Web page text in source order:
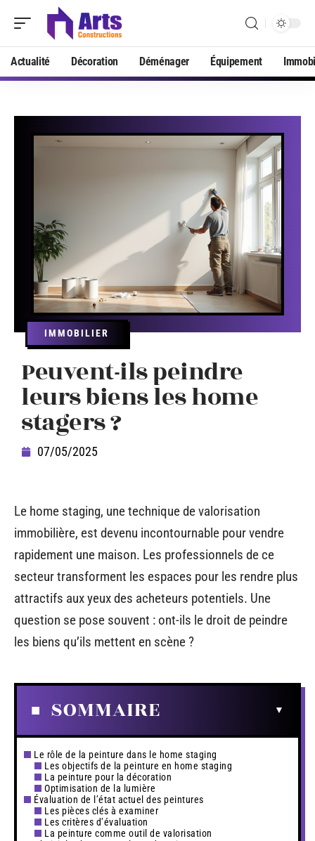
Actualité Décoration Déménager Équipement
IMMOBILIER
Peuvent-ils peindre
leurs biens les home
stagers ?
07/05/2025
Le home staging, une technique de valorisation
immobilière, est devenu incontournable pour vendre
rapidement une maison. Les professionnels de ce
secteur transforment les espaces pour les rendre plus
attractifs aux yeux des acheteurs potentiels. Une
question se pose souvent : ont-ils le droit de peindre
les biens qu’ils mettent en scène ?
SOMMAIRE
Le rôle de la peinture dans le home staging
Les objectifs de la peinture en home staging
La peinture pour la décoration
Optimisation de la lumière
Évaluation de l’état actuel des peintures
Les pièces clés à examiner
Les critères d’évaluation
La peinture comme outil de valorisation